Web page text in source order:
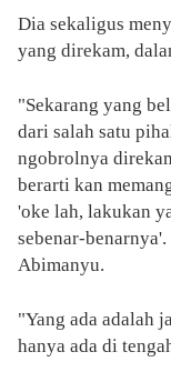
Dia sekaligus
yang direkam,
"Sekarang yang
dari salah satu
ngobrolnya
berarti kan
'oke lah, lakukan
sebenar-
Abimanyu.
"Yang ada adalah
hanya ada di